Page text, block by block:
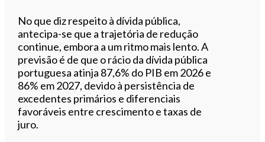
No que diz respeito à dívida pública,
antecipa-se que a trajetória de redução
continue, embora a um ritmo mais lento. A
previsão é de que o rácio da dívida pública
portuguesa atinja 87,6% do PIB em 2026 e
86% em 2027, devido à persistência de
excedentes primários e diferenciais
favoráveis entre crescimento e taxas de
juro.